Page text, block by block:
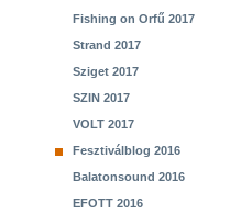
Fishing on Orfű 2017
Strand 2017
Sziget 2017
SZIN 2017
VOLT 2017
Fesztiválblog 2016
Balatonsound 2016
EFOTT 2016